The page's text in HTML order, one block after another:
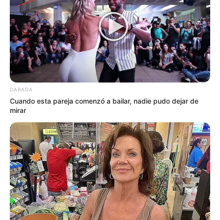
El velorio se llevó a cabo en un clima de
profundo respeto. Las flores, las cartas, los
abrazos y las miradas compartidas hablaban
DARADA
Cuando esta pareja comenzó a bailar, nadie pudo dejar de
mirar